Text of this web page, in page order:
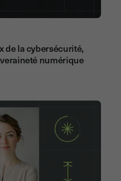
de la cybersécurité,
numérique